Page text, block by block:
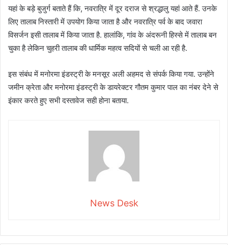
यहां के बड़े बुजुर्ग बताते हैं कि, नवरात्रि में दूर दराज से श्रद्धालु यहां आते हैं. उनके
लिए तालाब निस्तारी में उपयोग किया जाता है और नवरात्रि पर्व के बाद जवारा
विसर्जन इसी तालाब में किया जाता है. हालांकि, गांव के अंदरूनी हिस्से में तालाब बन
चुका है लेकिन चुहरी तालाब की धार्मिक महत्व सदियों से चली आ रही है.
इस संबंध में मनोरमा इंडस्ट्री के मनसूर अली अहमद से संपर्क किया गया. उन्होंने
जमीन क्रेता और मनोरमा इंडस्ट्री के डायरेक्टर गौतम कुमार पाल का नंबर देने से
इंकार करते हुए सभी दस्तावेज सही होना बताया.
News Desk